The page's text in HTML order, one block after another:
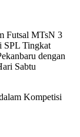
Futsal MTsN 3
SPL Tingkat
dengan
Sabtu
Kompetisi